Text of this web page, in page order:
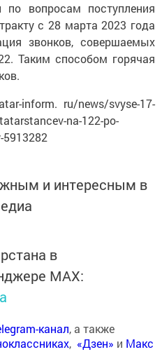
вопросам поступления
с 28 марта 2023 года
звонков, совершаемых
Таким способом горячая
inform. ru/news/svyse-17-
na-122-po-
5913282
и интересным в
в
MАХ:
канал, а также
, «Дзен» и Макс